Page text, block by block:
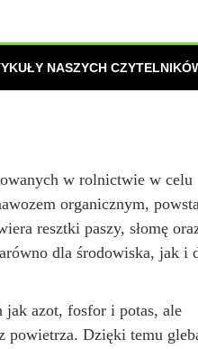
NASZYCH
w rolnictwie w celu
organicznym,
resztki paszy, słomę
dla środowiska, jak i
jak azot, fosfor i potas, ale
powietrza. Dzięki temu